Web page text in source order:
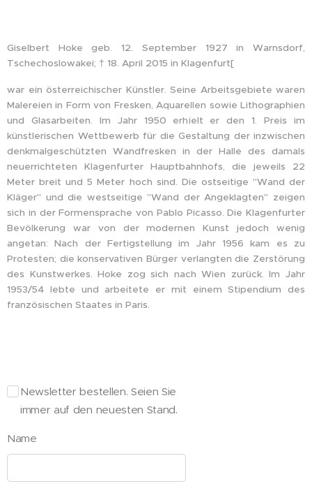
Giselbert Hoke geb. 12. September 1927 in Warnsdorf,
Tschechoslowakei; † 18. April 2015 in Klagenfurt[
war ein österreichischer Künstler. Seine Arbeitsgebiete waren
Malereien in Form von Fresken, Aquarellen sowie Lithographien
und Glasarbeiten. Im Jahr 1950 erhielt er den 1. Preis im
künstlerischen Wettbewerb für die Gestaltung der inzwischen
denkmalgeschützten Wandfresken in der Halle des damals
neuerrichteten Klagenfurter Hauptbahnhofs, die jeweils 22
Meter breit und 5 Meter hoch sind. Die ostseitige "Wand der
Kläger" und die westseitige "Wand der Angeklagten" zeigen
sich in der Formensprache von Pablo Picasso. Die Klagenfurter
Bevölkerung war von der modernen Kunst jedoch wenig
angetan: Nach der Fertigstellung im Jahr 1956 kam es zu
Protesten; die konservativen Bürger verlangten die Zerstörung
des Kunstwerkes. Hoke zog sich nach Wien zurück. Im Jahr
1953/54 lebte und arbeitete er mit einem Stipendium des
französischen Staates in Paris.
Newsletter bestellen. Seien Sie
immer auf den neuesten Stand.
Name